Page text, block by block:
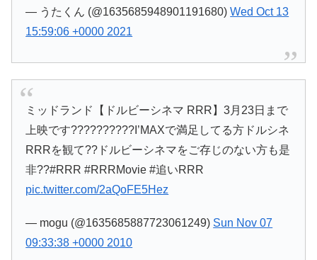
— うたくん (@1635685948901191680)Wed Oct 13
15:59:06 +0000 2021
ミッドランド【ドルビーシネマ RRR】3月23日まで
上映です??????????I’MAXで満足してる方ドルシネ
RRRを観て??ドルビーシネマをご存じのない方も是
非??#RRR #RRRMovie #追いRRR
pic.twitter.com/2aQoFE5Hez
— mogu (@1635685887723061249) Sun Nov 07
09:33:38 +0000 2010